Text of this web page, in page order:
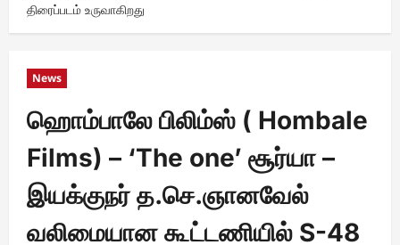
திரைப்படம் உருவாகிறது
News
ஹொம்பாலே பிலிம்ஸ் ( Hombale
Films) – ‘The one’ சூர்யா –
இயக்குநர் த.செ.ஞானவேல்
வலிமையான கூட்டணியில் S-48